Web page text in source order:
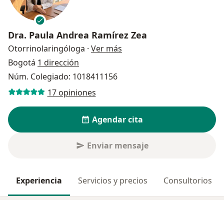
Dra. Paula Andrea Ramírez Zea
Otorrinolaringóloga · Ver más
Bogotá 1 dirección
Núm. Colegiado: 1018411156
17 opiniones
Agendar cita
Enviar mensaje
Experiencia Servicios y precios Consultorios